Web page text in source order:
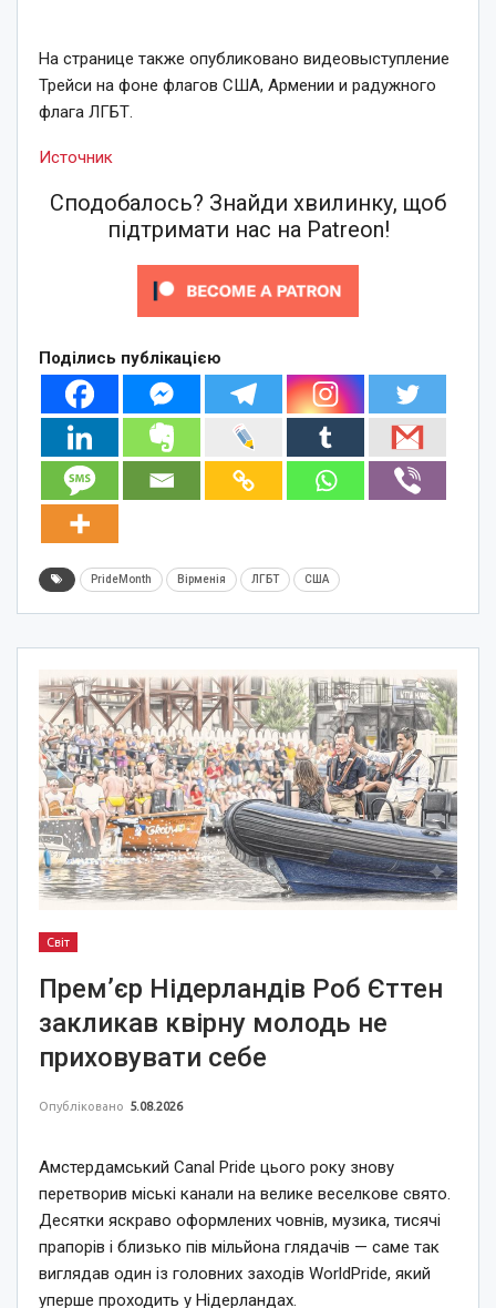
На странице также опубликовано видеовыступление
Трейси на фоне флагов США, Армении и радужного
флага ЛГБТ.
Источник
Сподобалось? Знайди хвилинку, щоб
підтримати нас на Patreon!
Поділись публікацією
PrideMonth Вірменія ЛГБТ США
Світ
Прем’єр Нідерландів Роб Єттен
закликав квірну молодь не
приховувати себе
Опубліковано 5.08.2026
Амстердамський Canal Pride цього року знову
перетворив міські канали на велике веселкове свято.
Десятки яскраво оформлених човнів, музика, тисячі
прапорів і близько пів мільйона глядачів — саме так
виглядав один із головних заходів WorldPride, який
уперше проходить у Нідерландах.